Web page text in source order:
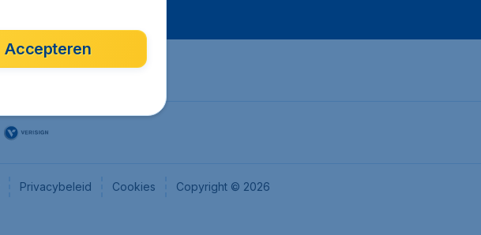
Privacybeleid Cookies Copyright © 2026
Accepteren